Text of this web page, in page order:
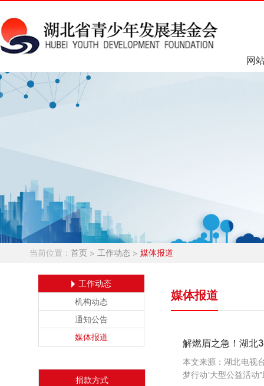
网
当前位置： 首页 > 工作动态 > 媒体报道
工作动态
机构动态
通知公告
媒体报道
捐款方式
媒体报道
解燃眉之急！湖北
本文来源：湖北电视
梦行动’大型公益活动